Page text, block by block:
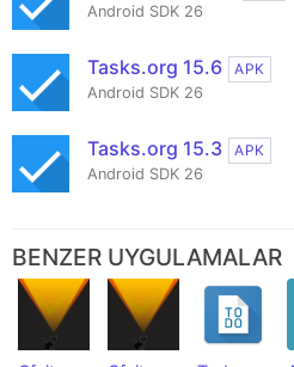
Android SDK 26
Tasks.org 15.6
APK
Android SDK 26
Tasks.org 15.3
APK
Android SDK 26
BENZER UYGULAMALAR